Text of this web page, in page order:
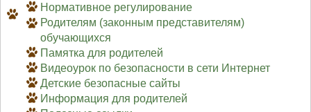
Нормативное регулирование
Родителям (законным представителям)
обучающихся
Памятка для родителей
Видеоурок по безопасности в сети Интернет
Детские безопасные сайты
Информация для родителей